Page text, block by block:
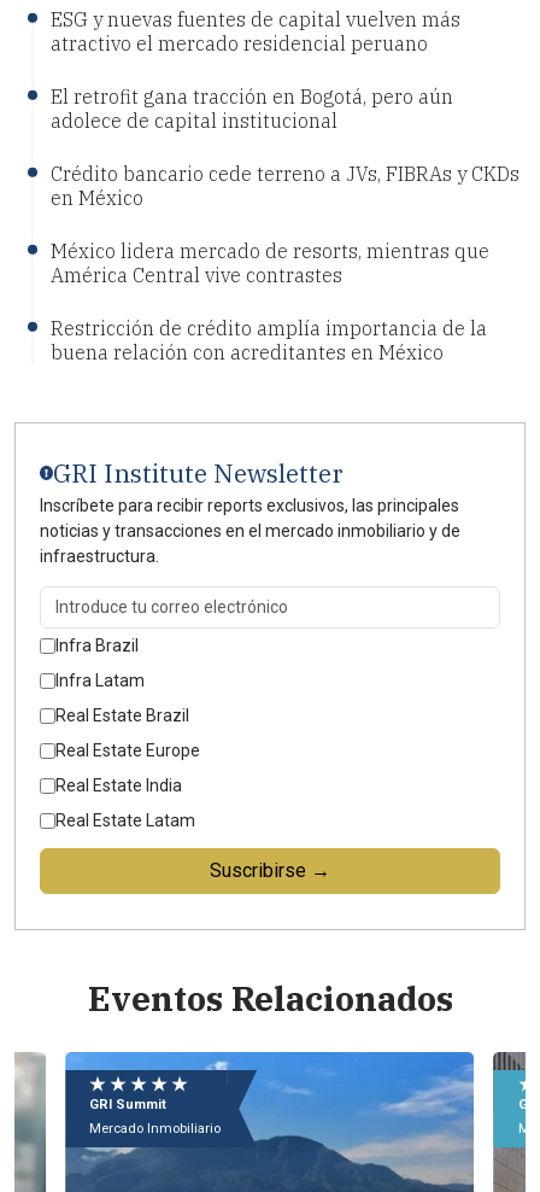
ESG y nuevas fuentes de capital vuelven más
atractivo el mercado residencial peruano
El retrofit gana tracción en Bogotá, pero aún
adolece de capital institucional
Crédito bancario cede terreno a JVs, FIBRAs y CKDs
en México
México lidera mercado de resorts, mientras que
América Central vive contrastes
Restricción de crédito amplía importancia de la
buena relación con acreditantes en México
GRI Institute Newsletter
Inscríbete para recibir reports exclusivos, las principales
noticias y transacciones en el mercado inmobiliario y de
infraestructura.
Infra Brazil
Infra Latam
Real Estate Brazil
Real Estate Europe
Real Estate India
Real Estate Latam
Suscribirse →
Eventos Relacionados
★ ★
Inmobiliario
★ ★ ★ ★ ★
GRI Forum
Mercado Inmobiliario